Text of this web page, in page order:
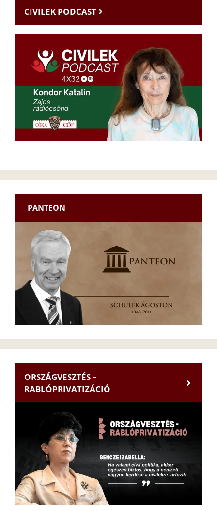
CIVILEK PODCAST
PANTEON
ORSZÁGVESZTÉS –
RABLÓPRIVATIZÁCIÓ